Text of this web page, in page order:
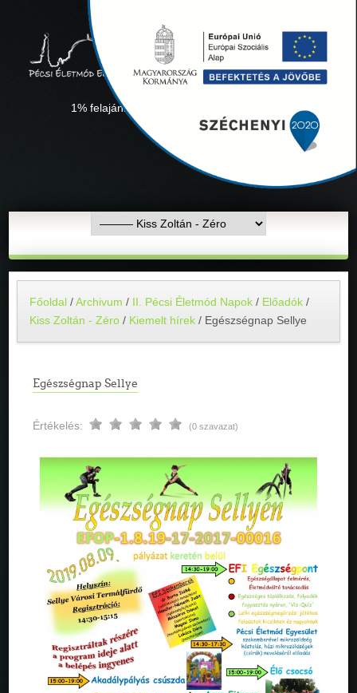
1% felajánlás "Együtt minden sikerül" Adószámunk:
18311927-1-02
Főoldal /Archivum / II. Pécsi Életmód Napok / Előadók /
Kiss Zoltán - Zéro / Kiemelt hírek / Egészségnap Sellye
Egészségnap Sellye
Értékelés: (0 szavazat)